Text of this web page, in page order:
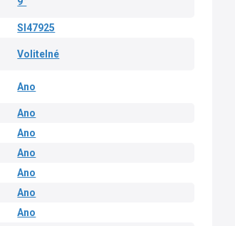
SI47925
Volitelné
Ano
Ano
Ano
Ano
Ano
Ano
Ano